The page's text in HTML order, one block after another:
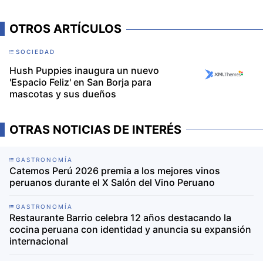
OTROS ARTÍCULOS
SOCIEDAD
Hush Puppies inaugura un nuevo
'Espacio Feliz' en San Borja para
mascotas y sus dueños
OTRAS NOTICIAS DE INTERÉS
GASTRONOMÍA
Catemos Perú 2026 premia a los mejores vinos
peruanos durante el X Salón del Vino Peruano
GASTRONOMÍA
Restaurante Barrio celebra 12 años destacando la
cocina peruana con identidad y anuncia su expansión
internacional